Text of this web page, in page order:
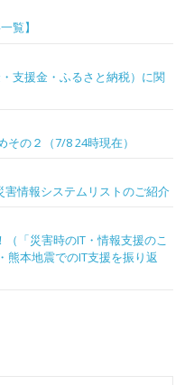
覧】
支援金・ふるさと納税）に関
その２（7/8 24時現在）
情報システムリストのご紹介
「災害時のIT・情報支援のこ
熊本地震でのIT支援を振り返